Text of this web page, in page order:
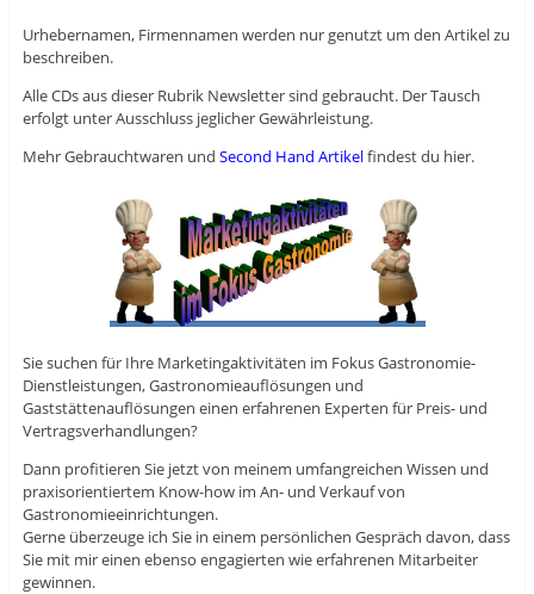
Urhebernamen, Firmennamen werden nur genutzt um den Artikel zu
beschreiben.
Alle CDs aus dieser Rubrik Newsletter sind gebraucht. Der Tausch
erfolgt unter Ausschluss jeglicher Gewährleistung.
Mehr Gebrauchtwaren und Second Hand Artikelfindest du hier.
Sie suchen für Ihre Marketingaktivitäten im Fokus Gastronomie-
Dienstleistungen, Gastronomieauflösungen und
Gaststättenauflösungen einen erfahrenen Experten für Preis- und
Vertragsverhandlungen?
Dann profitieren Sie jetzt von meinem umfangreichen Wissen und
praxisorientiertem Know-how im An- und Verkauf von
Gastronomieeinrichtungen.
Gerne überzeuge ich Sie in einem persönlichen Gespräch davon, dass
Sie mit mir einen ebenso engagierten wie erfahrenen Mitarbeiter
gewinnen.